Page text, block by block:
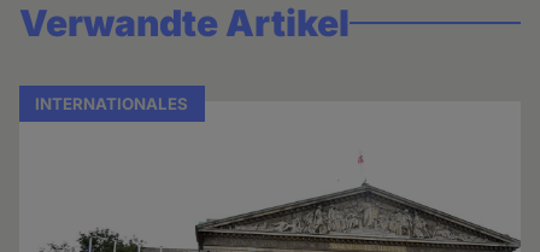
Verwandte Artikel
INTERNATIONALES